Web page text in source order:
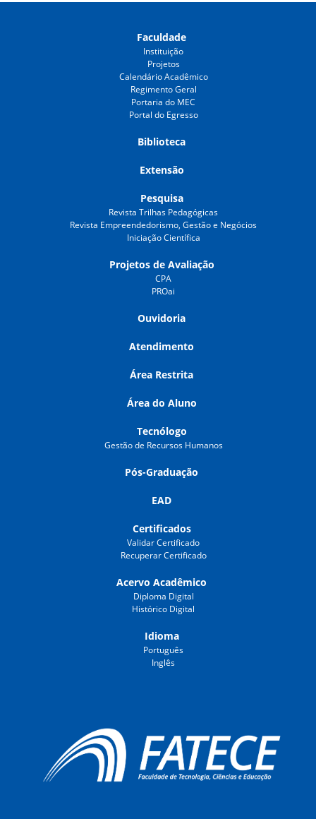
Faculdade
Instituição
Projetos
Calendário Acadêmico
Regimento Geral
Portaria do MEC
Portal do Egresso
Biblioteca
Extensão
Pesquisa
Revista Trilhas Pedagógicas
Revista Empreendedorismo, Gestão e Negócios
Iniciação Científica
Projetos de Avaliação
CPA
PROai
Ouvidoria
Atendimento
Área Restrita
Área do Aluno
Tecnólogo
Gestão de Recursos Humanos
Pós-Graduação
EAD
Certificados
Validar Certificado
Recuperar Certificado
Acervo Acadêmico
Diploma Digital
Histórico Digital
Idioma
Português
Inglês